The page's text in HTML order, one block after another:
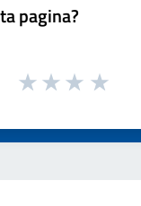
pagina?